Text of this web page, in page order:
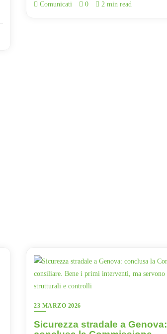
Comunicati 0 2 min read
23 MARZO 2026
Sicurezza stradale a Genova: